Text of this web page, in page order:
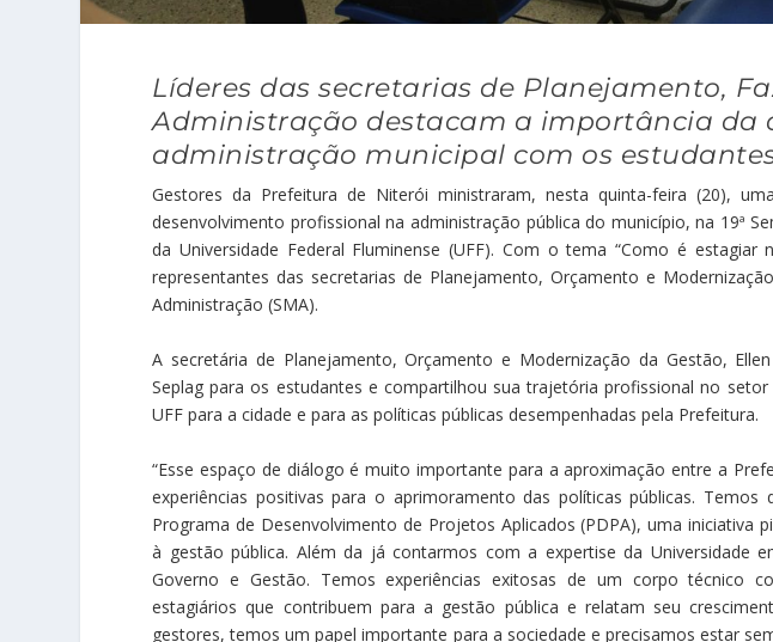
Líderes das secretarias de Planejamento,
Administração destacam a importância da
administração municipal com os
Gestores da Prefeitura de Niterói ministraram, nesta quinta-feira (20),
desenvolvimento profissional na administração pública do município, na 19ª
da Universidade Federal Fluminense (UFF). Com o tema “Como é estagiar
representantes das secretarias de Planejamento, Orçamento e
Administração (SMA).
A secretária de Planejamento, Orçamento e Modernização da Gestão,
Seplag para os estudantes e compartilhou sua trajetória profissional no
UFF para a cidade e para as políticas públicas desempenhadas pela Prefeitura.
“Esse espaço de diálogo é muito importante para a aproximação entre a
experiências positivas para o aprimoramento das políticas públicas.
Programa de Desenvolvimento de Projetos Aplicados (PDPA), uma iniciativa
à gestão pública. Além da já contarmos com a expertise da Universidade
Governo e Gestão. Temos experiências exitosas de um corpo técnico
estagiários que contribuem para a gestão pública e relatam seu
gestores, temos um papel importante para a sociedade e precisamos estar